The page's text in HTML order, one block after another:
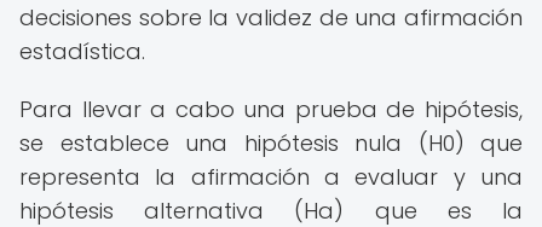
decisiones sobre la validez de una afirmación
estadística.
Para llevar a cabo una prueba de hipótesis,
se establece una hipótesis nula (H0) que
representa la afirmación a evaluar y una
hipótesis alternativa (Ha) que es la